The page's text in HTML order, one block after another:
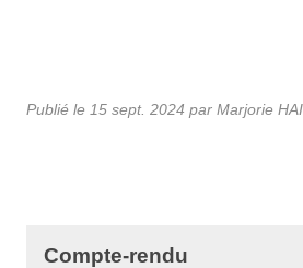
Publié le 15 sept. 2024 par Marjorie
Compte-rendu